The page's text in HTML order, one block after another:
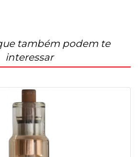
também podem te
interessar